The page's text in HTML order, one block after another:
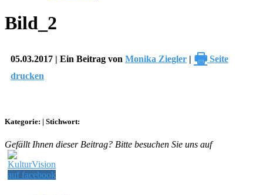
Bild_2
05.03.2017 | Ein Beitrag von Monika Ziegler | 🖶 Seite
drucken
Kategorie: | Stichwort:
Gefällt Ihnen dieser Beitrag? Bitte besuchen Sie uns auf